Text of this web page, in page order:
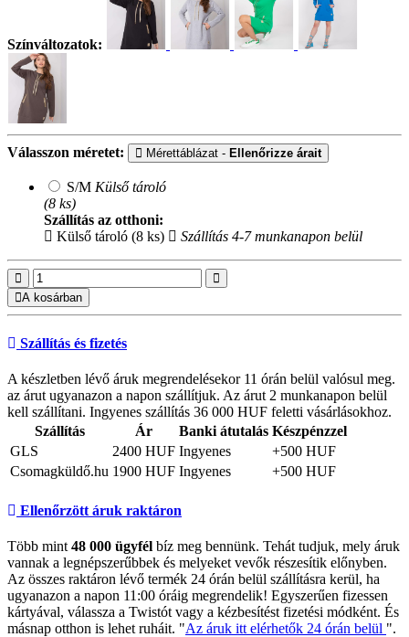
Színváltozatok:
Válasszon méretet: Mérettáblázat - Ellenőrizze árait
S/M Külső tároló
(8 ks)
Szállítás az otthoni:
Külső tároló (8 ks)
Szállítás 4-7 munkanapon belül
A kosárban
Szállítás és fizetés
A készletben lévő áruk megrendelésekor 11 órán belül valósul meg.
az árut ugyanazon a napon szállítjuk. Az árut 2 munkanapon belül
kell szállítani. Ingyenes szállítás 36 000 HUF feletti vásárlásokhoz.
Szállítás
Ár Banki átutalás Készpénzzel
GLS
2400 HUF Ingyenes
+500 HUF
Csomagküldő.hu 1900 HUF Ingyenes +500 HUF
Ellenőrzött áruk raktáron
Több mint 48 000 ügyfél bíz meg bennünk. Tehát tudjuk, mely áruk
vannak a legnépszerűbbek és melyeket vevők részesítik előnyben.
Az összes raktáron lévő termék 24 órán belül szállításra kerül, ha
ugyanazon a napon 11:00 óráig megrendelik! Egyszerűen fizessen
kártyával, válassza a Twistót vagy a kézbesítést fizetési módként. És
másnap otthon is lehet ruháit. "Az áruk itt elérhetők 24 órán belül ".